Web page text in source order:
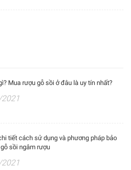
Mua rượu gỗ sồi ở đâu là uy tín nhất?
tiết cách sử dụng và phương pháp bảo
sồi ngâm rượu